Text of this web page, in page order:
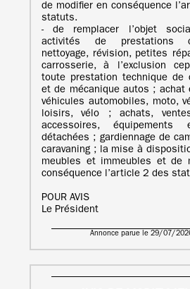
de modifier en conséquence
statuts.
- de remplacer l’objet
activités de prestations
nettoyage, révision, petites
carrosserie, à l’exclusion
toute prestation technique de
et de mécanique autos ; achat
véhicules automobiles, moto,
loisirs, vélo ; achats,
accessoires, équipements
détachées ; gardiennage de
caravaning ; la mise à
meubles et immeubles et de
conséquence l’article 2 des
POUR AVIS
Le Président
Annonce parue le 29/07/